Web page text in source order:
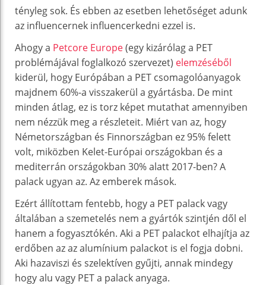
tényleg sok. És ebben az esetben lehetőséget adunk
az influencernek influencerkedni ezzel is.
Ahogy a Petcore Europe(egy kizárólag a PET
problémájával foglalkozó szervezet) elemzéséből
kiderül, hogy Európában a PET csomagolóanyagok
majdnem 60%-a visszakerül a gyártásba. De mint
minden átlag, ez is torz képet mutathat amennyiben
nem nézzük meg a részleteit. Miért van az, hogy
Németországban és Finnországban ez 95% felett
volt, miközben Kelet-Európai országokban és a
mediterrán országokban 30% alatt 2017-ben? A
palack ugyan az. Az emberek mások.
Ezért állítottam fentebb, hogy a PET palack vagy
általában a szemetelés nem a gyártók szintjén dől el
hanem a fogyasztókén. Aki a PET palackot elhajítja az
erdőben az az alumínium palackot is el fogja dobni.
Aki hazaviszi és szelektíven gyűjti, annak mindegy
hogy alu vagy PET a palack anyaga.